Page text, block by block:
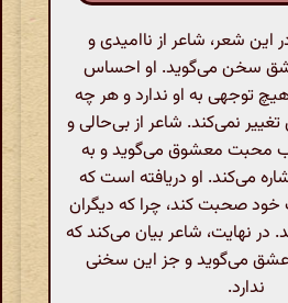
شعر، شاعر از ناامیدی و
سخن می‌گوید. او احساس
توجهی به او ندارد و هر چه
نمی‌کند. شاعر از بی‌حالی و
محبت معشوق می‌گوید و به
می‌کند. او دریافته است که
خود صحبت کند، چرا که دیگران
در نهایت، شاعر بیان می‌کند که
می‌گوید و جز این سخنی
ندارد.